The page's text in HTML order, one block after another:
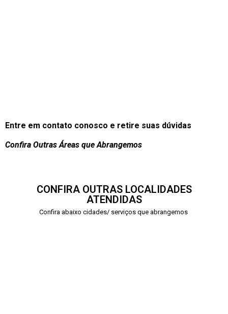
Entre em contato conosco e retire suas dúvidas
Confira Outras Áreas que Abrangemos
CONFIRA OUTRAS LOCALIDADES
ATENDIDAS
Confira abaixo cidades/ serviços que abrangemos